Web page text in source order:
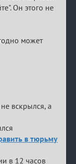
Он этого не
может
вскрылся, а
в тюрьму
в 12 часов